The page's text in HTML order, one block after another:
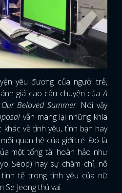
yêu đương của người trẻ,
giá cao câu chuyện củaA
Our Beloved Summer. Nói vậy
vẫn mang lại những khía
về tình yêu, tình bạn hay
quan hệ của giới trẻ. Đó là
một tổng tài hoàn hảo như
Seop) hay sự chăm chỉ, nỗ
tế trong tình yêu của nữ
Se Jeong thủ vai.